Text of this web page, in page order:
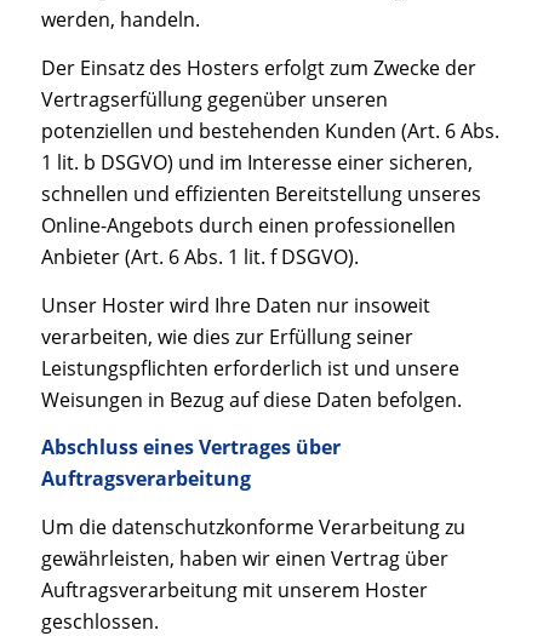
werden, handeln.
Der Einsatz des Hosters erfolgt zum Zwecke der
Vertragserfüllung gegenüber unseren
potenziellen und bestehenden Kunden (Art. 6 Abs.
1 lit. b DSGVO) und im Interesse einer sicheren,
schnellen und effizienten Bereitstellung unseres
Online-Angebots durch einen professionellen
Anbieter (Art. 6 Abs. 1 lit. f DSGVO).
Unser Hoster wird Ihre Daten nur insoweit
verarbeiten, wie dies zur Erfüllung seiner
Leistungspflichten erforderlich ist und unsere
Weisungen in Bezug auf diese Daten befolgen.
Abschluss eines Vertrages über
Auftragsverarbeitung
Um die datenschutzkonforme Verarbeitung zu
gewährleisten, haben wir einen Vertrag über
Auftragsverarbeitung mit unserem Hoster
geschlossen.